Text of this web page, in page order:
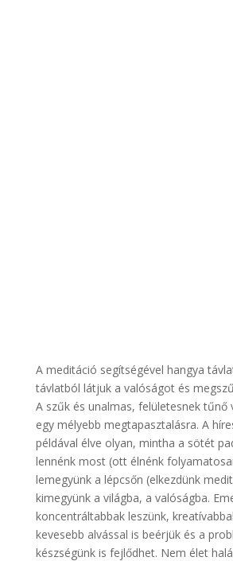
A meditáció segítségével hangya
távlatból látjuk a valóságot és
A szűk és unalmas, felületesnek tűnő
egy mélyebb megtapasztalásra. A
példával élve olyan, mintha a sötét
lennénk most (ott élnénk
lemegyünk a lépcsőn (elkezdünk
kimegyünk a világba, a valóságba.
koncentráltabbak leszünk,
kevesebb alvással is beérjük és a
készségünk is fejlődhet. Nem élet